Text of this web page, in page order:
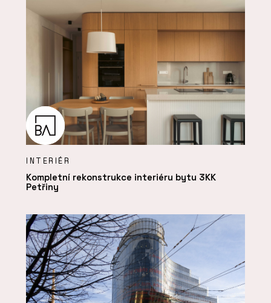
INTERIÉR
Kompletní rekonstrukce interiéru bytu 3KK
Petřiny